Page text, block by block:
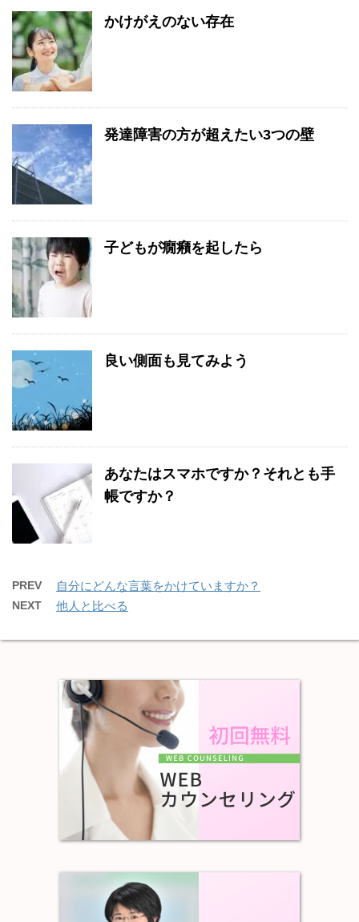
かけがえのない存在
発達障害の方が超えたい3つの壁
子どもが癇癪を起したら
良い側面も見てみよう
あなたはスマホですか？それとも手
帳ですか？
PREV 自分にどんな言葉をかけていますか？
NEXT 他人と比べる